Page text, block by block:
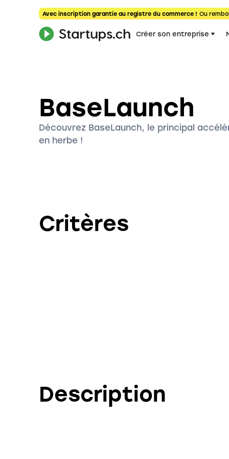
Avec inscription garantie au registre du commerce ! Ou
Créer son entreprise
BaseLaunch
Découvrez BaseLaunch, le principal
en herbe !
Critères
Description